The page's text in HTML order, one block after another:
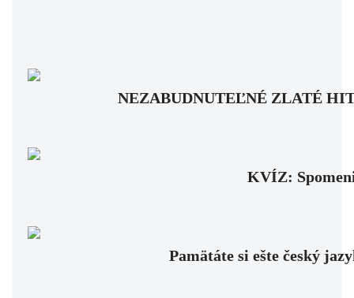
NEZABUDNUTEĽNÉ ZLATÉ
KVÍZ:
Pamätáte si ešte český